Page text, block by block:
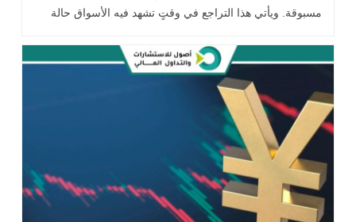
مسبوقة. ويأتي هذا التراجع في وقتٍ تشهد فيه الأسواق حالة